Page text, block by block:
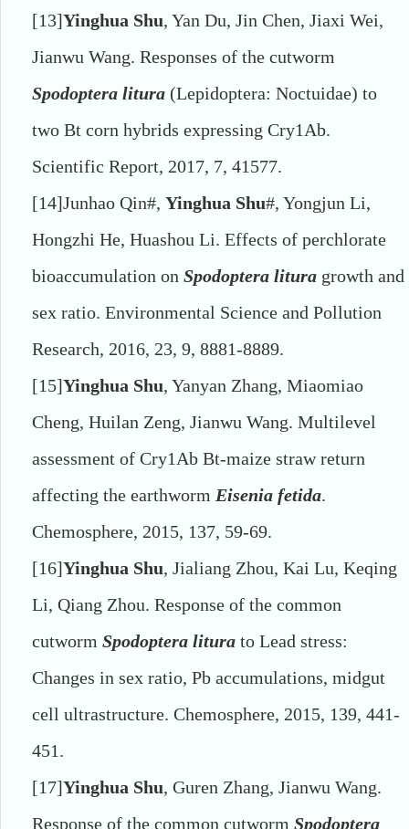
[13]Yinghua Shu, Yan Du, Jin Chen, Jiaxi Wei,
Jianwu Wang. Responses of the cutworm
Spodoptera litura (Lepidoptera: Noctuidae) to
two Bt corn hybrids expressing Cry1Ab.
Scientific Report, 2017, 7, 41577.
[14]Junhao Qin#, Yinghua Shu#, Yongjun Li,
Hongzhi He, Huashou Li. Effects of perchlorate
bioaccumulation on Spodoptera litura growth and
sex ratio. Environmental Science and Pollution
Research, 2016, 23, 9, 8881-8889.
[15]Yinghua Shu, Yanyan Zhang, Miaomiao
Cheng, Huilan Zeng, Jianwu Wang. Multilevel
assessment of Cry1Ab Bt-maize straw return
affecting the earthworm Eisenia fetida.
Chemosphere, 2015, 137, 59-69.
[16]Yinghua Shu, Jialiang Zhou, Kai Lu, Keqing
Li, Qiang Zhou. Response of the common
cutworm Spodoptera litura to Lead stress:
Changes in sex ratio, Pb accumulations, midgut
cell ultrastructure. Chemosphere, 2015, 139, 441-
451.
[17]Yinghua Shu, Guren Zhang, Jianwu Wang.
Response of the common cutworm Spodoptera